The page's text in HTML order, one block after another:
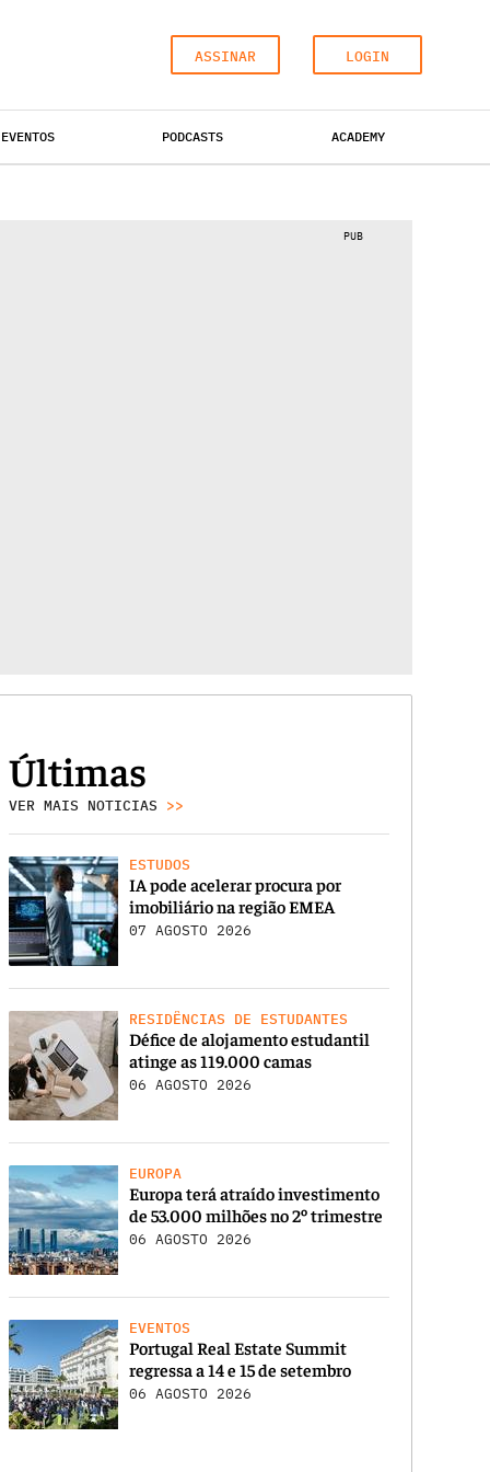
ASSINAR LOGIN
EVENTOS PODCASTS ACADEMY
PUB
Últimas
VER MAIS NOTICIAS >>
ESTUDOS
IA pode acelerar procura por
imobiliário na região EMEA
07 AGOSTO 2026
RESIDÊNCIAS DE ESTUDANTES
Défice de alojamento estudantil
atinge as 119.000 camas
06 AGOSTO 2026
EUROPA
Europa terá atraído investimento
de 53.000 milhões no 2º trimestre
06 AGOSTO 2026
EVENTOS
Portugal Real Estate Summit
regressa a 14 e 15 de setembro
06 AGOSTO 2026